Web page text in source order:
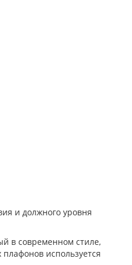
и должного уровня
в современном стиле,
используется